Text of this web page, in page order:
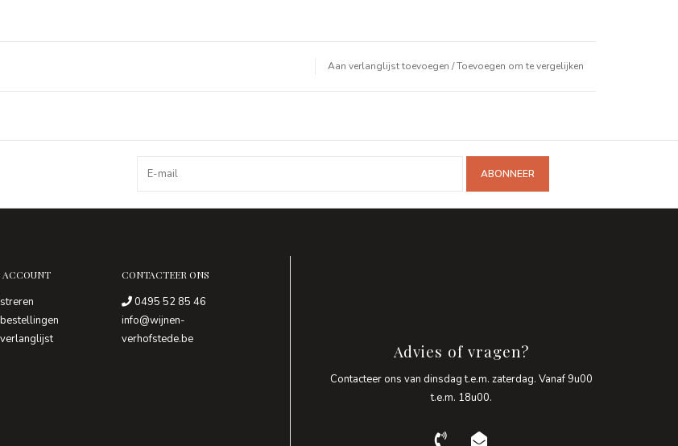
Aan verlanglijst toevoegen /Toevoegen om te vergelijken
ABONNEER
ACCOUNT CONTACTEER ONS
0495 52 85 46
info@wijnen-
verhofstede.be
Advies of vragen?
Contacteer ons van dinsdag t.e.m. zaterdag. Vanaf 9u00
t.e.m. 18u00.